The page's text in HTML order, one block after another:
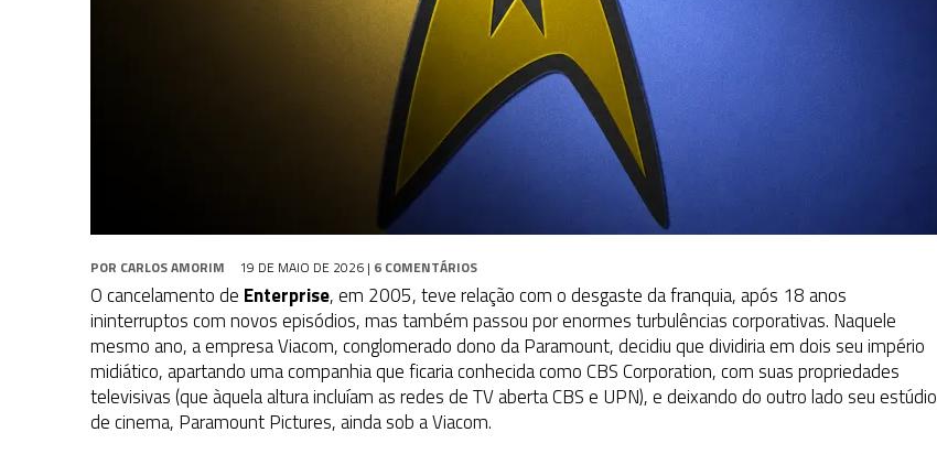
POR CARLOS AMORIM 19 DE MAIO DE 2026 | 6 COMENTÁRIOS
O cancelamento de Enterprise, em 2005, teve relação com o desgaste da franquia, após 18 anos
ininterruptos com novos episódios, mas também passou por enormes turbulências corporativas. Naquele
mesmo ano, a empresa Viacom, conglomerado dono da Paramount, decidiu que dividiria em dois seu império
midiático, apartando uma companhia que ficaria conhecida como CBS Corporation, com suas propriedades
televisivas (que àquela altura incluíam as redes de TV aberta CBS e UPN), e deixando do outro lado seu estúdio
de cinema, Paramount Pictures, ainda sob a Viacom.